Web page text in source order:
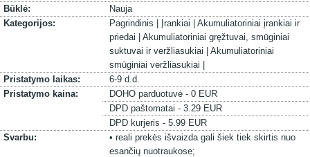
Būklė:
Nauja
Kategorijos:
Pagrindinis | Įrankiai | Akumuliatoriniai įrankiai ir
priedai | Akumuliatoriniai gręžtuvai, smūginiai
suktuvai ir veržliasukiai | Akumuliatoriniai
smūginiai veržliasukiai |
Pristatymo laikas:
6-9 d.d.
Pristatymo kaina:
DOHO parduotuvė - 0 EUR
DPD paštomatai - 3.29 EUR
DPD kurjeris - 5.99 EUR
Svarbu:
• reali prekės išvaizda gali šiek tiek skirtis nuo
esančių nuotraukose;